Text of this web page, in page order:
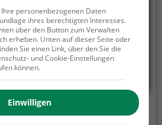
personenbezogenen Daten
ihres berechtigten Interesses.
über den Button zum Verwalten
erheben. Unten auf dieser Seite oder
Sie einen Link, über den Sie die
und Cookie-Einstellungen
können.
Einwilligen